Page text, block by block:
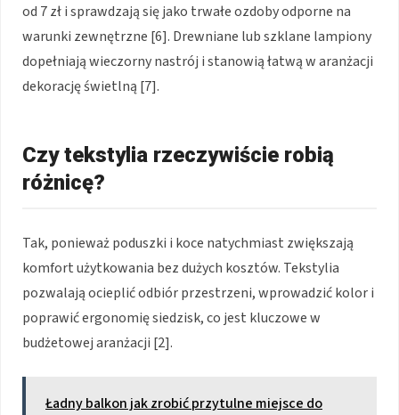
od 7 zł i sprawdzają się jako trwałe ozdoby odporne na
warunki zewnętrzne [6]. Drewniane lub szklane lampiony
dopełniają wieczorny nastrój i stanowią łatwą w aranżacji
dekorację świetlną [7].
Czy tekstylia rzeczywiście robią
różnicę?
Tak, ponieważ poduszki i koce natychmiast zwiększają
komfort użytkowania bez dużych kosztów. Tekstylia
pozwalają ocieplić odbiór przestrzeni, wprowadzić kolor i
poprawić ergonomię siedzisk, co jest kluczowe w
budżetowej aranżacji [2].
Ładny balkon jak zrobić przytulne miejsce do